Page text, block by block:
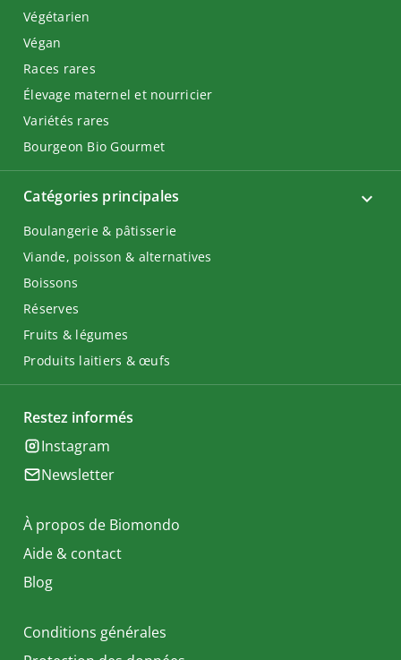
Catégories principales
Boulangerie & pâtisserie
Viande, poisson & alternatives
Boissons
Réserves
Fruits & légumes
Produits laitiers & œufs
Végétarien
Végan
Races rares
Élevage maternel et nourricier
Variétés rares
Bourgeon Bio Gourmet
Restez informés
Instagram
Newsletter
À propos de Biomondo
Aide & contact
Blog
Conditions générales